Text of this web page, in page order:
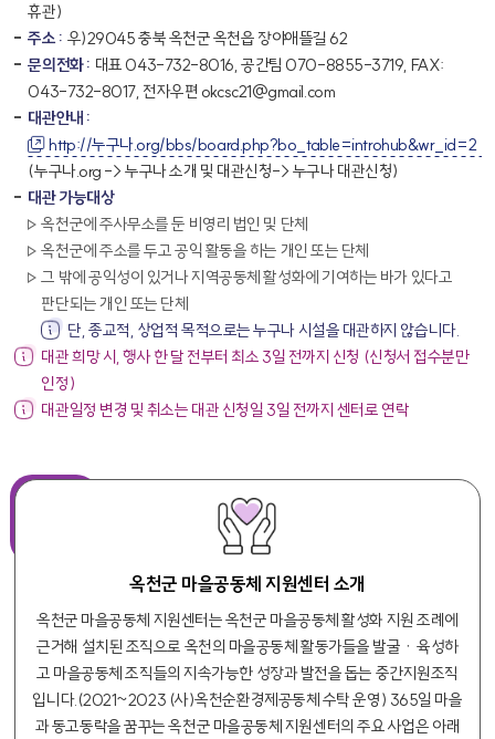
휴관)
주소 : 우)29045 충북 옥천군 옥천읍 장야애뜰길 62
문의전화 : 대표 043-732-8016, 공간팀 070-8855-3719, FAX:
043-732-8017, 전자우편 okcsc21@gmail.com
대관안내 :
http://누구나.org/bbs/board.php?bo_table=introhub&wr_id=2
(누구나.org -> 누구나 소개 및 대관신청-> 누구나 대관신청)
대관 가능대상
옥천군에 주사무소를 둔 비영리 법인 및 단체
옥천군에 주소를 두고 공익 활동을 하는 개인 또는 단체
그 밖에 공익성이 있거나 지역공동체 활성화에 기여하는 바가 있다고
판단되는 개인 또는 단체
단, 종교적, 상업적 목적으로는 누구나 시설을 대관하지 않습니다.
대관 희망 시, 행사 한 달 전부터 최소 3일 전까지 신청 (신청서 접수분만
인정)
대관일정 변경 및 취소는 대관 신청일 3일 전까지 센터로 연락
옥천군 마을공동체 지원센터 소개
옥천군 마을공동체 지원센터는 옥천군 마을공동체 활성화 지원 조례에
근거해 설치된 조직으로 옥천의 마을공동체 활동가들을 발굴ㆍ육성하
고 마을공동체 조직들의 지속가능한 성장과 발전을 돕는 중간지원조직
입니다.(2021~2023 (사)옥천순환경제공동체 수탁 운영) 365일 마을
과 동고동락을 꿈꾸는 옥천군 마을공동체 지원센터의 주요 사업은 아래